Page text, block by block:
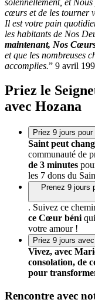
cœurs et de les tourner
Il est votre pain
les habitants de Nos
maintenant, Nos
et que les nombreuses
accomplies.” 9 avril
Priez le
avec Hozana
Priez 9 jours
Saint peut
communauté de
de 3 minutes
les 7 dons du
Prenez 9 jours
. Suivez ce
ce Cœur béni
votre amour !
Priez 9 jours
Vivez, avec
consolation, de
pour
Rencontre avec